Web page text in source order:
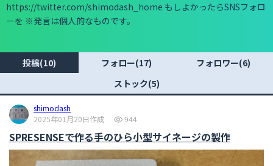
https://twitter.com/shimodash_home もしよかったらSNSフォロ
ーを ※発言は個人的なものです。
投稿(10) フォロー(17)
フォロワー(6)
ストック(5)
shimodash
2025年01月20日作成
944
SPRESENSEで作る手のひら小型サイネージの製作